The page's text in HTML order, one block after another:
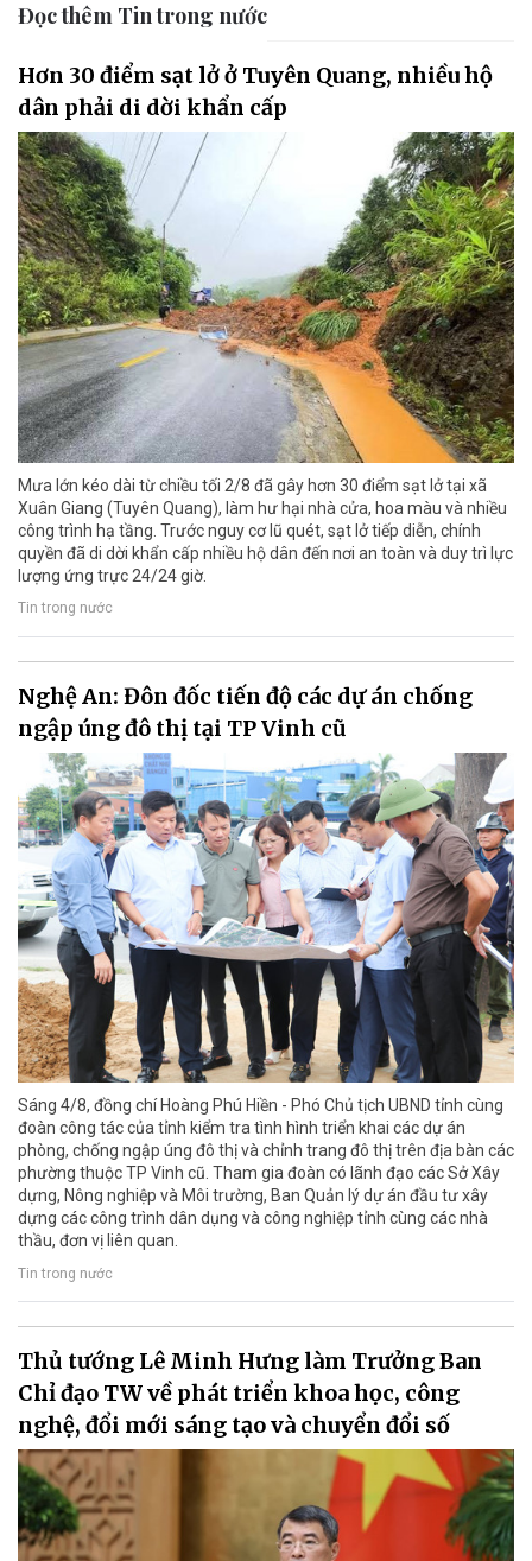
Đọc thêm Tin trong nước
Hơn 30 điểm sạt lở ở Tuyên Quang, nhiều hộ
dân phải di dời khẩn cấp
Mưa lớn kéo dài từ chiều tối 2/8 đã gây hơn 30 điểm sạt lở tại xã
Xuân Giang (Tuyên Quang), làm hư hại nhà cửa, hoa màu và nhiều
công trình hạ tầng. Trước nguy cơ lũ quét, sạt lở tiếp diễn, chính
quyền đã di dời khẩn cấp nhiều hộ dân đến nơi an toàn và duy trì lực
lượng ứng trực 24/24 giờ.
Tin trong nước
Nghệ An: Đôn đốc tiến độ các dự án chống
ngập úng đô thị tại TP Vinh cũ
Sáng 4/8, đồng chí Hoàng Phú Hiền - Phó Chủ tịch UBND tỉnh cùng
đoàn công tác của tỉnh kiểm tra tình hình triển khai các dự án
phòng, chống ngập úng đô thị và chỉnh trang đô thị trên địa bàn các
phường thuộc TP Vinh cũ. Tham gia đoàn có lãnh đạo các Sở Xây
dựng, Nông nghiệp và Môi trường, Ban Quản lý dự án đầu tư xây
dựng các công trình dân dụng và công nghiệp tỉnh cùng các nhà
thầu, đơn vị liên quan.
Tin trong nước
Thủ tướng Lê Minh Hưng làm Trưởng Ban
Chỉ đạo TW về phát triển khoa học, công
nghệ, đổi mới sáng tạo và chuyển đổi số